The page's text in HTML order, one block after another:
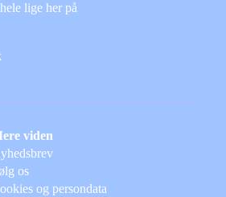
lige her på
viden
os
og persondata